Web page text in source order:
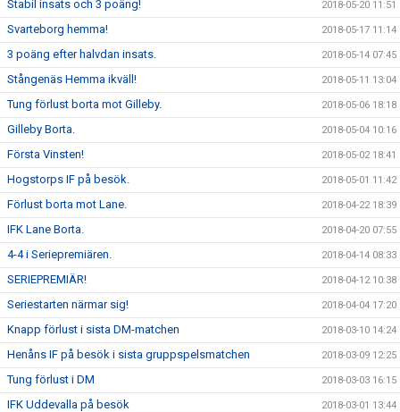
Stabil insats och 3 poäng! 2018-05-20 11:51
Svarteborg hemma! 2018-05-17 11:14
3 poäng efter halvdan insats. 2018-05-14 07:45
Stångenäs Hemma ikväll! 2018-05-11 13:04
Tung förlust borta mot Gilleby. 2018-05-06 18:18
Gilleby Borta. 2018-05-04 10:16
Första Vinsten! 2018-05-02 18:41
Hogstorps IF på besök. 2018-05-01 11:42
Förlust borta mot Lane. 2018-04-22 18:39
IFK Lane Borta. 2018-04-20 07:55
4-4 i Seriepremiären. 2018-04-14 08:33
SERIEPREMIÄR! 2018-04-12 10:38
Seriestarten närmar sig! 2018-04-04 17:20
Knapp förlust i sista DM-matchen 2018-03-10 14:24
Henåns IF på besök i sista gruppspelsmatchen 2018-03-09 12:25
Tung förlust i DM 2018-03-03 16:15
IFK Uddevalla på besök 2018-03-01 13:44